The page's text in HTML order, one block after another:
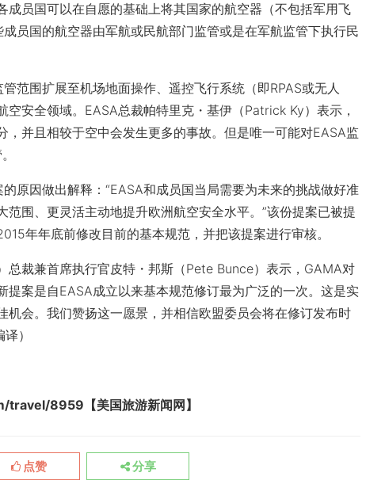
成员国可以在自愿的基础上将其国家的航空器（不包括军用飞
员国的航空器由军航或民航部门监管或是在军航监管下执行民
围扩展至机场地面操作、遥控飞行系统（即RPAS或无人
安全领域。EASA总裁帕特里克・基伊（Patrick Ky）表示，
，并且相较于空中会发生更多的事故。但是唯一可能对EASA监
因做出解释：“EASA和成员国当局需要为未来的挑战做好准
范围、更灵活主动地提升欧洲航空安全水平。”该份提案已被提
年年底前修改目前的基本规范，并把该提案进行审核。
裁兼首席执行官皮特・邦斯（Pete Bunce）表示，GAMA对
提案是自EASA成立以来基本规范修订最为广泛的一次。这是实
机会。我们赞扬这一愿景，并相信欧盟委员会将在修订发布时
）
8959【美国旅游新闻网】
点赞 分享